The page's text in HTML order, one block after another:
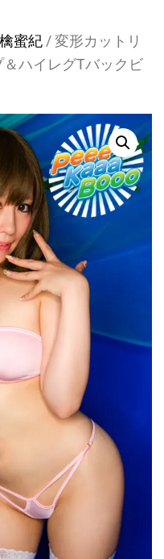
蜜紀 / 変形カットリ
ハイレグTバックビ